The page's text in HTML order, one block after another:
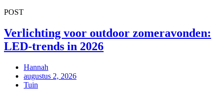
POST
Verlichting voor outdoor zomeravonden:
LED-trends in 2026
Hannah
augustus 2, 2026
Tuin